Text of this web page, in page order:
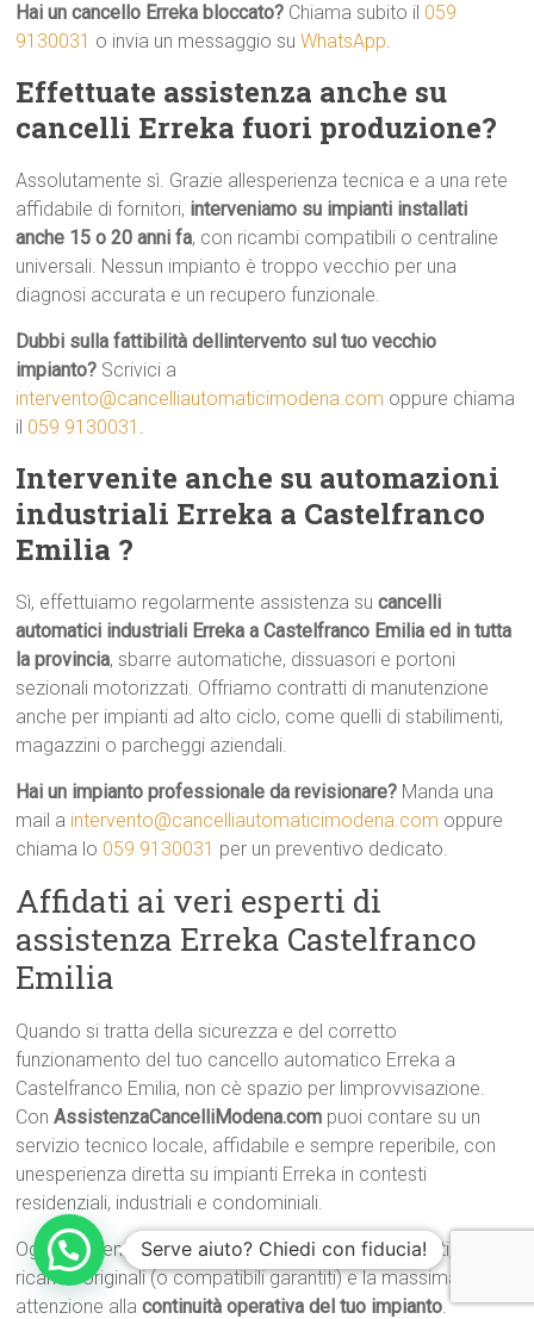
Hai un cancello Erreka bloccato? Chiama subito il 059
9130031 o invia un messaggio suWhatsApp.
Effettuate assistenza anche su
cancelli Erreka fuori produzione?
Assolutamente sì. Grazie allesperienza tecnica e a una rete
affidabile di fornitori, interveniamo su impianti installati
anche 15 o 20 anni fa, con ricambi compatibili o centraline
universali. Nessun impianto è troppo vecchio per una
diagnosi accurata e un recupero funzionale.
Dubbi sulla fattibilità dellintervento sul tuo vecchio
impianto? Scrivici a
intervento@cancelliautomaticimodena.com oppure chiama
il 059 9130031 .
Intervenite anche su automazioni
industriali Erreka a Castelfranco
Emilia ?
Sì, effettuiamo regolarmente assistenza sucancelli
automatici industriali Erreka a Castelfranco Emilia ed in tutta
la provincia, sbarre automatiche, dissuasori e portoni
sezionali motorizzati. Offriamo contratti di manutenzione
anche per impianti ad alto ciclo, come quelli di stabilimenti,
magazzini o parcheggi aziendali.
Hai un impianto professionale da revisionare? Manda una
mail a intervento@cancelliautomaticimodena.com oppure
chiama lo 059 9130031 per un preventivo dedicato.
Affidati ai veri esperti di
assistenza Erreka Castelfranco
Emilia
Quando si tratta della sicurezza e del corretto
funzionamento del tuo cancello automatico Erreka a
Castelfranco Emilia, non cè spazio per limprovvisazione.
ConAssistenzaCancelliModena.com puoi contare su un
servizio tecnico locale, affidabile e sempre reperibile, con
unesperienza diretta su impianti Erreka in contesti
residenziali, industriali e condominiali.
Ogni intervento viene svolto con strumenti certificati,
ricambi originali (o compatibili garantiti) e la massima
attenzione allacontinuità operativa del tuo impianto.
Serve aiuto? Chiedi con fiducia!